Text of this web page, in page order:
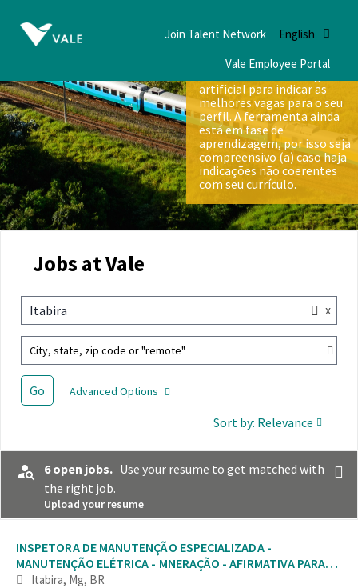
English
Join Talent Network
Vale Employee Portal
Nós utilizamos inteligência
artificial para indicar as
melhores vagas para o seu
perfil. A ferramenta ainda
está em fase de
aprendizagem, por isso seja
compreensivo (a) caso haja
indicações não coerentes
com seu currículo.
Jobs at Vale
Itabira x
City, state, zip code or "remote"
Go Advanced Options
Sort by: Relevance
6 open jobs. Use your resume to get matched with
the right job.
Upload your resume
INSPETORA DE MANUTENÇÃO ESPECIALIZADA -
MANUTENÇÃO ELÉTRICA - MNERAÇÃO - AFIRMATIVA PARA
MULHERES
Itabira, Mg, BR